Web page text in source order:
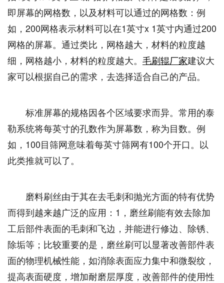
即屏幕的网格数，以及材料可以通过的网格数：例
如，200网格表示材料可以在1英寸x 1英寸内通过200
网格的屏幕。通过类比，网格越大，材料的粒度越
细，网格越小，材料的粒度越大。 毛刷辊厂家建议大
家可以根据自己的需求，去选择适合自己的产品。
标准屏幕的规格因各个区域要求而异。常用的泰
勒系统将每英寸的孔数作为屏幕数，称为目数。例
如，100目筛网意味着每英寸筛网有100个开口。以
此类推就可以了。
磨料刷丝由于其在去毛刺和抛光方面的特有优势
而得到越来越广泛的应用：1，磨丝刷能有效去除加
工后部件表面的毛刺和飞边，并能进行修边、除锈、
除垢等；比较重要的是，磨丝刷可以显著改善部件表
面的物理机械性能，如消除表面应力集中和微裂纹，
提高表面硬度，增加耐磨层厚度，改善部件的使用性